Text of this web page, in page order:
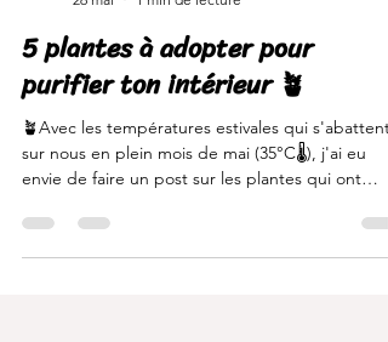
26 mai
1 min de lecture
5 plantes à adopter pour
purifier ton intérieur 🪴
🪴Avec les températures estivales qui s'abattent
envie de faire un post sur les plantes qui ont